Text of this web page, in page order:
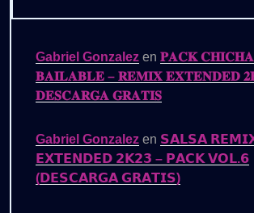
Gabriel Gonzalez en 𝐏𝐀𝐂𝐊
𝐁𝐀𝐈𝐋𝐀𝐁𝐋𝐄 – 𝐑𝐄𝐌𝐈𝐗 𝐄𝐗𝐓𝐄𝐍𝐃𝐄𝐃
𝐃𝐄𝐒𝐂𝐀𝐑𝐆𝐀 𝐆𝐑𝐀𝐓𝐈𝐒
Gabriel Gonzalez en 𝗦𝗔𝗟𝗦𝗔
𝗘𝗫𝗧𝗘𝗡𝗗𝗘𝗗 𝟮𝗞𝟮𝟯 – 𝗣𝗔𝗖𝗞 𝗩𝗢𝗟.𝟲
(𝗗𝗘𝗦𝗖𝗔𝗥𝗚𝗔 𝗚𝗥𝗔𝗧𝗜𝗦)